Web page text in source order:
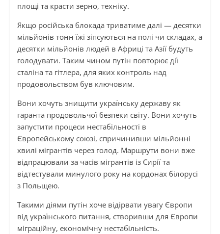
площі та красти зерно, техніку.
Якщо російська блокада триватиме далі — десятки
мільйонів тонн їжі зіпсуються на полі чи складах, а
десятки мільйонів людей в Африці та Азії будуть
голодувати. Таким чином путін повторює дії
сталіна та гітлера, для яких контроль над
продовольством був ключовим.
Вони хочуть знищити українську державу як
гаранта продовольчої безпеки світу. Вони хочуть
запустити процеси нестабільності в
Європейському союзі, спричинивши мільйонні
хвилі мігрантів через голод. Маршрути вони вже
відпрацювали за часів мігрантів із Сирії та
відтестували минулого року на кордонах білорусі
з Польщею.
Такими діями путін хоче відірвати увагу Європи
від українського питання, створивши для Європи
міграційну, економічну нестабільність.